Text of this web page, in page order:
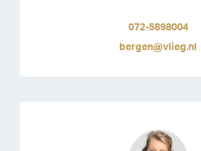
072-5898004
bergen@vlieg.nl